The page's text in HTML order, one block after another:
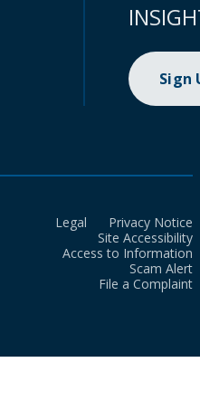
Sign
Legal
Privacy Notice
Site Accessibility
Access to Information
Scam Alert
File a Complaint